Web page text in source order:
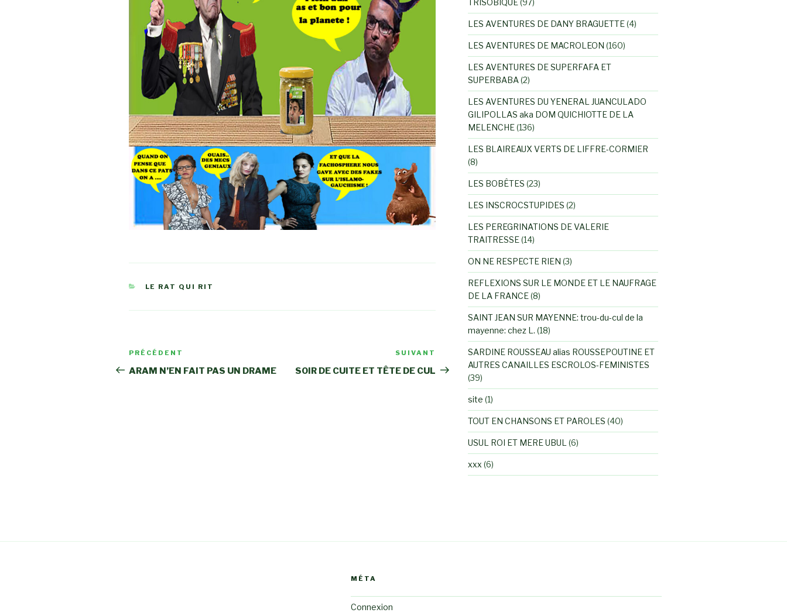
CATÉGORIES
LE RAT QUI RIT
Navigation
de
Article
précédent
PRÉCÉDENT
ARAM N’EN FAIT PAS UN DRAME
Article
suivant
SUIVANT
SOIR DE CUITE ET TÊTE DE CUL
TRISOBIQUE(97)
LES AVENTURES DE DANY BRAGUETTE(4)
LES AVENTURES DE MACROLEON (160)
LES AVENTURES DE SUPERFAFA ET
SUPERBABA(2)
LES AVENTURES DU YENERAL JUANCULADO
GILIPOLLAS aka DOM QUICHIOTTE DE LA
MELENCHE(136)
LES BLAIREAUX VERTS DE LIFFRE-CORMIER
(8)
LES BOBÊTES (23)
LES INSCROCSTUPIDES (2)
LES PEREGRINATIONS DE VALERIE
TRAITRESSE(14)
ON NE RESPECTE RIEN (3)
REFLEXIONS SUR LE MONDE ET LE NAUFRAGE
DE LA FRANCE(8)
SAINT JEAN SUR MAYENNE: trou-du-cul de la
mayenne: chez L. (18)
SARDINE ROUSSEAU alias ROUSSEPOUTINE ET
AUTRES CANAILLES ESCROLOS-FEMINISTES
(39)
site (1)
TOUT EN CHANSONS ET PAROLES (40)
USUL ROI ET MERE UBUL (6)
xxx (6)
MÉTA
Connexion